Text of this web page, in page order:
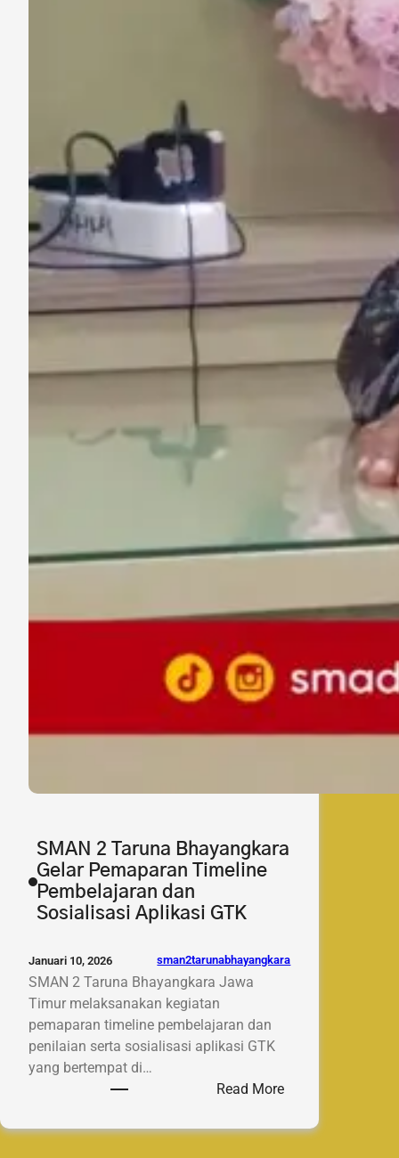
SMAN 2 Taruna Bhayangkara
Gelar Pemaparan Timeline
Pembelajaran dan
Sosialisasi Aplikasi GTK
Januari 10, 2026 sman2tarunabhayangkara
SMAN 2 Taruna Bhayangkara Jawa
Timur melaksanakan kegiatan
pemaparan timeline pembelajaran dan
penilaian serta sosialisasi aplikasi GTK
yang bertempat di…
Read More:
2